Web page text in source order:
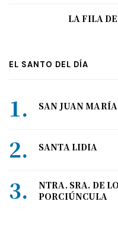
LA FILA
EL SANTO DEL DÍA
SAN JUAN
SANTA LIDIA
NTRA. SRA. DE
PORCIÚNCULA